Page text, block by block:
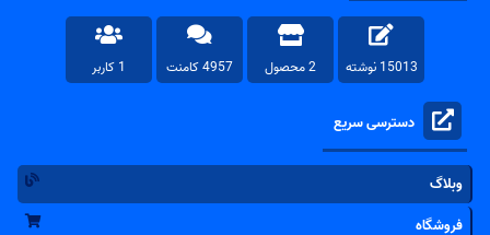
15013 نوشته 2 محصول 4957 کامنت 1 کاربر
دسترسی سریع
وبلاگ
فروشگاه